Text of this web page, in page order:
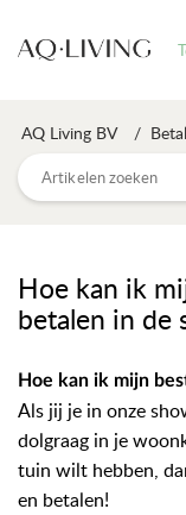
AQ Living BV
Hoe kan ik
betalen in de
Hoe kan ik mijn
Als jij je in onze
dolgraag in je
tuin wilt hebben,
en betalen!